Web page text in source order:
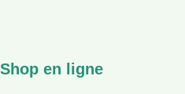
Shop en ligne